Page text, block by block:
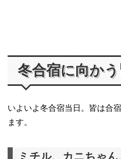
冬合宿に向か
いよいよ冬合宿当日。皆は合
ます。
ミチル、カニちゃん